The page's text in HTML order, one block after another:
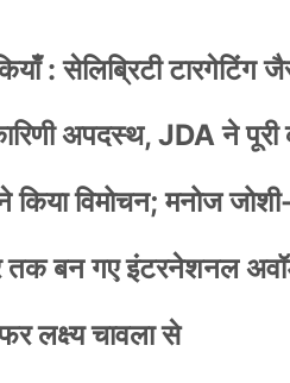
: सेलिब्रिटी टारगेटिंग
अपदस्थ, JDA ने पूरी
ने किया विमोचन; मनोज
बन गए इंटरनेशनल
लक्ष्य चावला से